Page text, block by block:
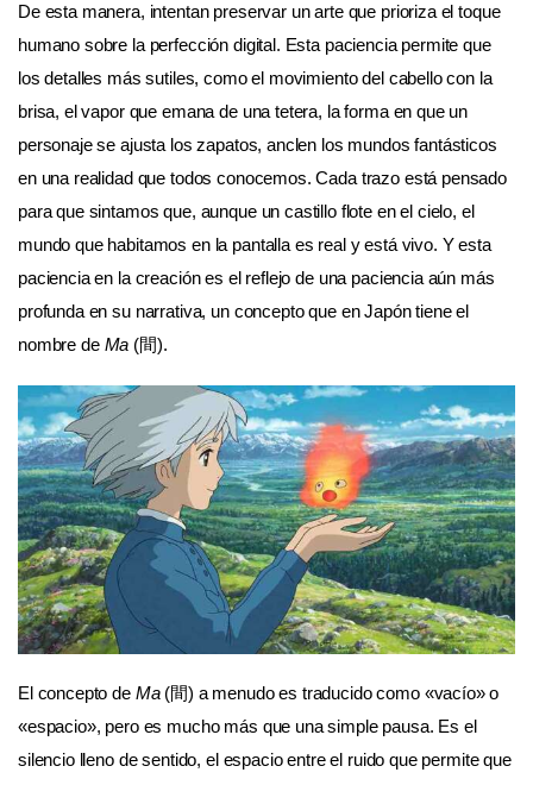
De esta manera, intentan preservar un arte que prioriza el toque
humano sobre la perfección digital. Esta paciencia permite que
los detalles más sutiles, como el movimiento del cabello con la
brisa, el vapor que emana de una tetera, la forma en que un
personaje se ajusta los zapatos, anclen los mundos fantásticos
en una realidad que todos conocemos. Cada trazo está pensado
para que sintamos que, aunque un castillo flote en el cielo, el
mundo que habitamos en la pantalla es real y está vivo. Y esta
paciencia en la creación es el reflejo de una paciencia aún más
profunda en su narrativa, un concepto que en Japón tiene el
nombre de Ma (間).
El concepto de Ma(間) a menudo es traducido como «vacío» o
«espacio», pero es mucho más que una simple pausa. Es el
silencio lleno de sentido, el espacio entre el ruido que permite que